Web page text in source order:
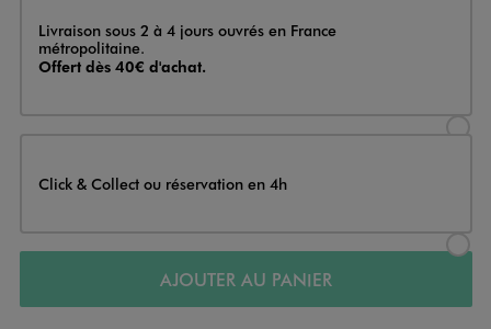
Livraison
Livraison sous 2 à 4 jours ouvrés en France
métropolitaine.
Offert dès 40€ d'achat.
Click & Collect ou réservation en 4h
AJOUTER AU PANIER